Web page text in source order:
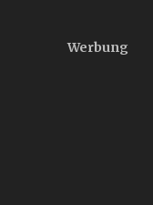
Werbung